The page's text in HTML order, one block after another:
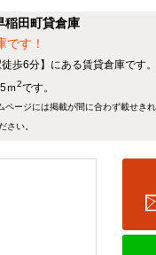
稲田町貸倉庫
す！
歩6分】にある賃貸倉庫です。
ｍ2です。
ージには掲載が間に合わず載せき
さい。